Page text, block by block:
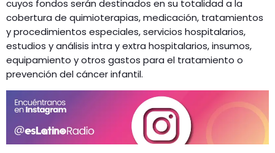
cuyos fondos serán destinados en su totalidad a la
cobertura de quimioterapias, medicación, tratamientos
y procedimientos especiales, servicios hospitalarios,
estudios y análisis intra y extra hospitalarios, insumos,
equipamiento y otros gastos para el tratamiento o
prevención del cáncer infantil.